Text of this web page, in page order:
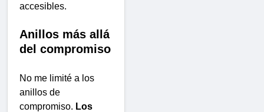
accesibles.
Anillos más allá
del compromiso
No me limité a los
anillos de
compromiso. Los